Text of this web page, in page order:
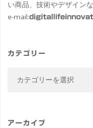
い商品、技術やデザイン
e-mail:
カテゴリー
ー
アーカイブ